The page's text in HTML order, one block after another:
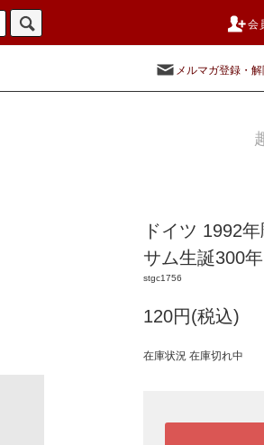
会
メルマガ登録・
ドイツ 1992
サム生誕300年
stgc1756
120円(税込)
在庫状況 在庫切れ中